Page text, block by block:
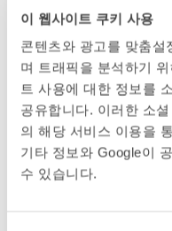
이 웹사이트 쿠키 사용
콘텐츠와 광고를 맞춤
며 트래픽을 분석하기
트 사용에 대한 정보를
공유합니다. 이러한 소
의 해당 서비스 이용을
기타 정보와 Google이
수 있습니다.
회에 역대 최대 규모의 CSPI-
EXPO는 도쿄 마쿠하리…
스틸리스트, ‘스
형 XTR 틸트로
허 기술 ‘슈퍼프